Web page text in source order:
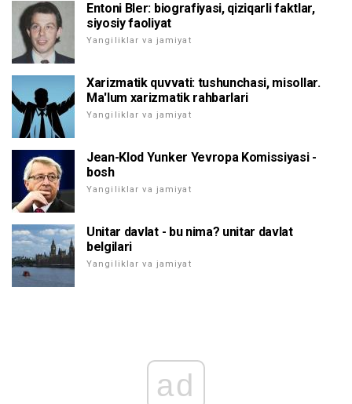
Entoni Bler: biografiyasi, qiziqarli faktlar,
siyosiy faoliyat
Yangiliklar va jamiyat
Xarizmatik quvvati: tushunchasi, misollar.
Ma'lum xarizmatik rahbarlari
Yangiliklar va jamiyat
Jean-Klod Yunker Yevropa Komissiyasi -
bosh
Yangiliklar va jamiyat
Unitar davlat - bu nima? unitar davlat
belgilari
Yangiliklar va jamiyat
ad